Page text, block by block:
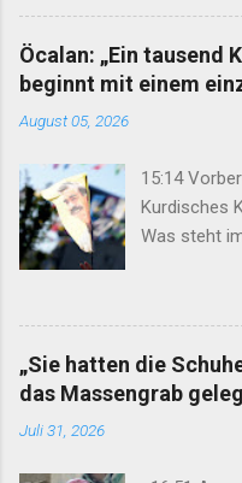
so-called Arab
elsewhere in Syria
President Bashar
northern Syria to
Into the vacuum
wing, the People’s
Parastina Gel, or
Autonomous
Kobane and Jazira.
cantons that
connected to each
Öcalan: „Ein tausend
beginnt mit einem
August 05, 2026
15:14
Kurdisches
Was steht
Keimzelle
werden
12:46 TJA:
physischer
„Sie hatten die
das Massengrab
Juli 31, 2026